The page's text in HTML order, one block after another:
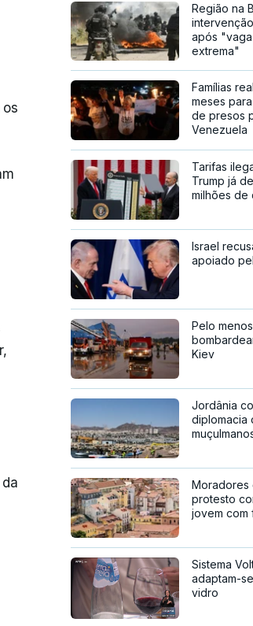
Região na
após
extrema"
Famílias
meses
de presos
Venezuela
Tarifas
Trump já
milhões de
Israel
apoiado
Pelo
Kiev
Jordânia
diplomacia
Moradores
protesto
jovem com
Sistema
adaptam-
vidro